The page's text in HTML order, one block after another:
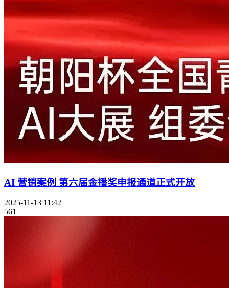
AI 营销案例 第六届金播奖申报通道正式开放
2025-11-13 11:42
561